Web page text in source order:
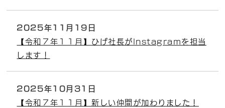
2025年11月19日
【令和７年１１月】ひげ社長がInstagramを担当
します！
2025年10月31日
【令和７年１１月】新しい仲間が加わりました！